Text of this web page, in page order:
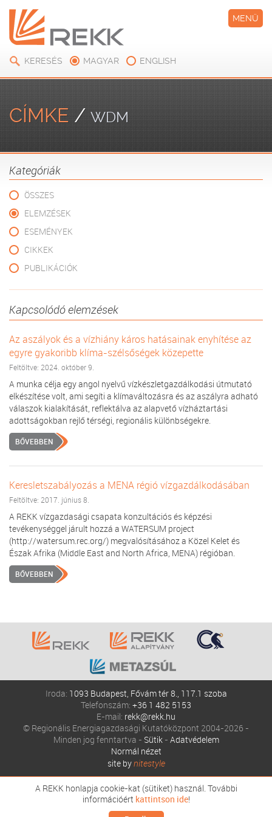
KERESÉS MAGYAR ENGLISH
MENÜ
CÍMKE / WDM
Kategóriák
ÖSSZES
ELEMZÉSEK
ESEMÉNYEK
CIKKEK
PUBLIKÁCIÓK
Kapcsolódó elemzések
Az aszályok és a vízhiány káros hatásainak enyhítése az
egyre gyakoribb klíma-szélsőségek közepette
Feltöltve: 2024. október 9.
A munka célja egy angol nyelvű vízkészletgazdálkodási útmutató
elkészítése volt, ami segíti a klímaváltozásra és az aszályra adható
válaszok kialakítását, reflektálva az alapvető vízháztartási
adottságokban rejlő térségi, regionális különbségekre.
BŐVEBBEN
Keresletszabályozás a MENA régió vízgazdálkodásában
Feltöltve: 2017. június 8.
A REKK vízgazdasági csapata konzultációs és képzési
tevékenységgel járult hozzá a WATERSUM project
(http://watersum.rec.org/) megvalósításához a Közel Kelet és
Észak Afrika (Middle East and North Africa, MENA) régióban.
BŐVEBBEN
Iroda: 1093 Budapest, Fővám tér 8., 117.1 szoba
Telefonszám: +36 1 482 5153
E-mail: rekk@rekk.hu
© Regionális Energiagazdasági Kutatóközpont 2004-2026 -
Minden jog fenntartva - Sütik- Adatvédelem
Normál nézet
site bynitestyle
A REKK honlapja cookie-kat (sütiket) használ. További
információért kattintson ide!